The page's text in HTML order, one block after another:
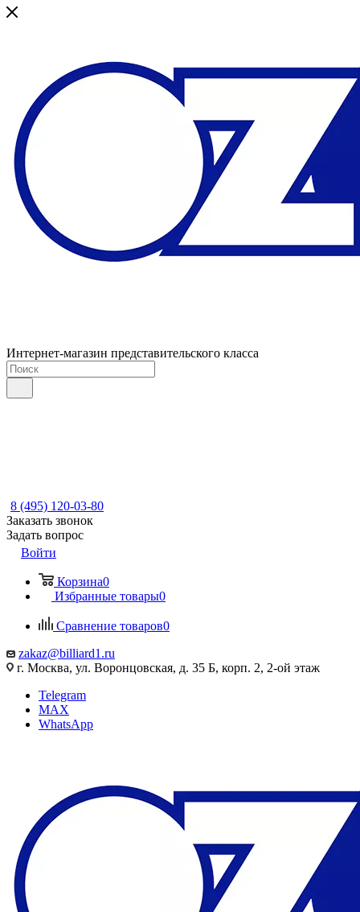
Интернет-магазин представительского класса
8 (495) 120-03-80
Заказать звонок
Задать вопрос
Войти
Корзина0
Избранные товары0
Сравнение товаров0
zakaz@billiard1.ru
г. Москва, ул. Воронцовская, д. 35 Б, корп. 2, 2-ой этаж
Telegram
MAX
WhatsApp